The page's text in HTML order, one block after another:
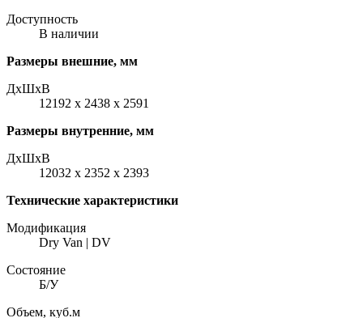
Доступность
В наличии
Размеры внешние, мм
ДxШxВ
12192 x 2438 x 2591
Размеры внутренние, мм
ДxШxВ
12032 x 2352 x 2393
Технические характеристики
Модификация
Dry Van | DV
Состояние
Б/У
Объем, куб.м